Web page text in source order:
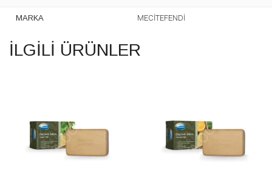
MARKA MECİTEFENDİ
İLGILI ÜRÜNLER